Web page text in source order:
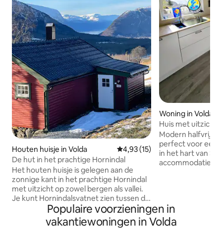
Houten huisje in Volda Gemiddelde beoordeling van
4,93 (15)
De hut in het prachtige Hornindal
Het houten huisje is gelegen aan de
zonnige kant in het prachtige Hornindal
met uitzicht op zowel bergen als vallei.
Je kunt Hornindalsvatnet zien tussen de
bergtoppen. De hut heeft een goed
uitgeruste keuken, twee kleinere
slaapkamers, badkamer met douche en
Woning in Volda
Huis met uitzicht
Modern
perfect voor een
in het hart van
accommodatie
ideaal om te
de majestueuze
accommodatie
Populaire voorzieningen in
vakantiewoningen in Volda